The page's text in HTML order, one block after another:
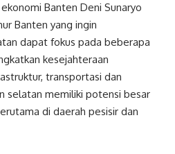
Banten Deni Sunaryo
Banten yang ingin
dapat fokus pada beberapa
kesejahteraan
transportasi dan
selatan memiliki potensi besar
di daerah pesisir dan